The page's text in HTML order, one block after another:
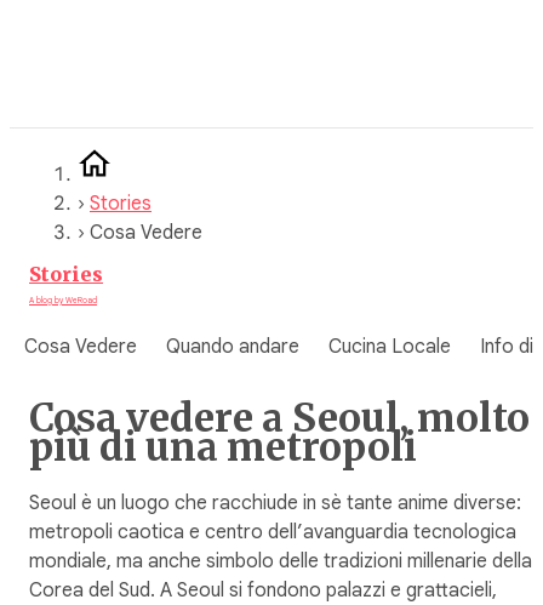
› Stories
› Cosa Vedere
Stories
A blog by WeRoad
Cosa Vedere Quando andare Cucina Locale Info di
Cosa vedere a Seoul, molto
più di una metropoli
Seoul è un luogo che racchiude in sè tante anime diverse:
metropoli caotica e centro dell’avanguardia tecnologica
mondiale, ma anche simbolo delle tradizioni millenarie della
Corea del Sud. A Seoul si fondono palazzi e grattacieli,